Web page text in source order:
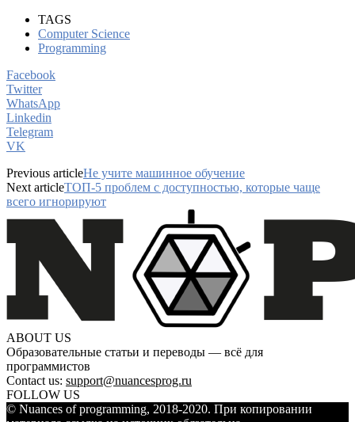
TAGS
Computer Science
Programming
Facebook
Twitter
WhatsApp
Linkedin
Telegram
VK
Previous articleНе учите машинное обучение
Next articleТОП-5 проблем с доступностью, которые чаще
всего игнорируют
ABOUT US
Образовательные статьи и переводы — всё для
программистов
Contact us: support@nuancesprog.ru
FOLLOW US
© Nuances of programming, 2018-2020. При копировании